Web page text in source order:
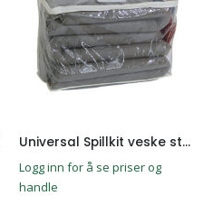
Universal Spillkit veske stor 50L
Logg inn for å se priser og
handle